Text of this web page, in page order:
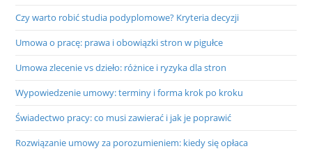
Czy warto robić studia podyplomowe? Kryteria decyzji
Umowa o pracę: prawa i obowiązki stron w pigułce
Umowa zlecenie vs dzieło: różnice i ryzyka dla stron
Wypowiedzenie umowy: terminy i forma krok po kroku
Świadectwo pracy: co musi zawierać i jak je poprawić
Rozwiązanie umowy za porozumieniem: kiedy się opłaca